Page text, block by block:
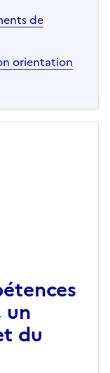
de
orientation
un
du